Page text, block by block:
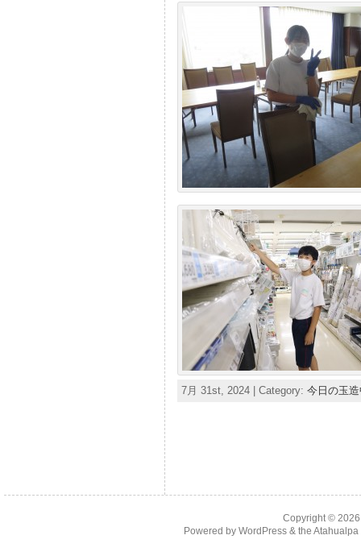
7月 31st, 2024 | Category: 今日の玉
Copyright ©
Powered by WordPress& the Atahualpa